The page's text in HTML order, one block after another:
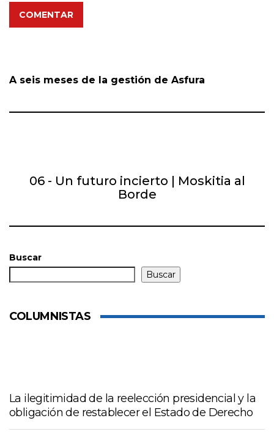
COMENTAR
A seis meses de la gestión de Asfura
06 - Un futuro incierto | Moskitia al
Borde
Buscar
Buscar
COLUMNISTAS
La ilegitimidad de la reelección presidencial y la
obligación de restablecer el Estado de Derecho